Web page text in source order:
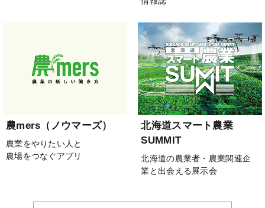
農mers（ノウマーズ）
農業をやりたい人と
農場をつなぐアプリ
北海道スマート農業
SUMMIT
北海道の農業者・農業関連企
業と出会える展示会